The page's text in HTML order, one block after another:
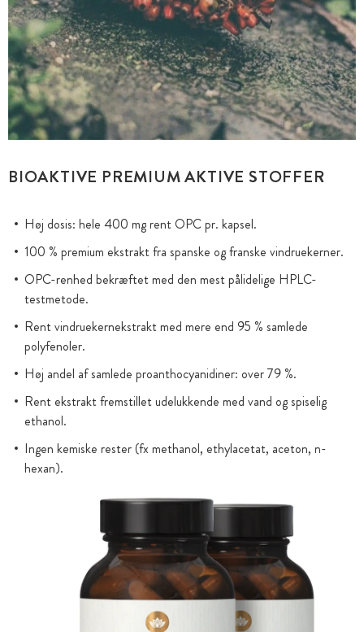
BIOAKTIVE PREMIUM AKTIVE STOFFER
Høj dosis: hele 400 mg rent OPC pr. kapsel.
100 % premium ekstrakt fra spanske og franske vindruekerner.
OPC-renhed bekræftet med den mest pålidelige HPLC-
testmetode.
Rent vindruekernekstrakt med mere end 95 % samlede
polyfenoler.
Høj andel af samlede proanthocyanidiner: over 79 %.
Rent ekstrakt fremstillet udelukkende med vand og spiselig
ethanol.
Ingen kemiske rester (fx methanol, ethylacetat, aceton, n-
hexan).